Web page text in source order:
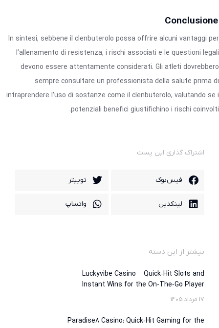
Conclusione
In sintesi, sebbene il clenbuterolo possa offrire alcuni vantaggi per
l’allenamento di resistenza, i rischi associati e le questioni legali
devono essere attentamente considerati. Gli atleti dovrebbero
sempre consultare un professionista della salute prima di
intraprendere l’uso di sostanze come il clenbuterolo, valutando se i
potenziali benefici giustifichino i rischi coinvolti.
اشتراک گذاری این پست
فیس‌بوک توییتر
لینکدین واتساپ
بیشتر از این دسته
Luckyvibe Casino – Quick‑Hit Slots and
Instant Wins for the On‑The‑Go Player
17 مرداد 1405
Paradise8 Casino: Quick‑Hit Gaming for the